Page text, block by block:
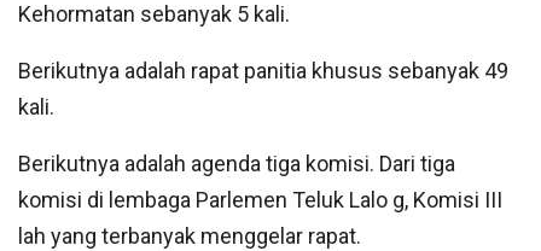
Kehormatan sebanyak 5 kali.
Berikutnya adalah rapat panitia khusus sebanyak 49
kali.
Berikutnya adalah agenda tiga komisi. Dari tiga
komisi di lembaga Parlemen Teluk Lalo g, Komisi III
lah yang terbanyak menggelar rapat.